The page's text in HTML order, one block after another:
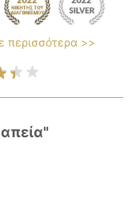
περισσότερα >>